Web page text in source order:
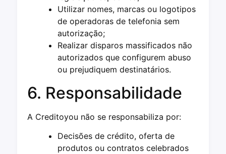
Utilizar nomes, marcas ou logotipos
de operadoras de telefonia sem
autorização;
Realizar disparos massificados não
autorizados que configurem abuso
ou prejudiquem destinatários.
6. Responsabilidade
A Creditoyou não se responsabiliza por:
Decisões de crédito, oferta de
produtos ou contratos celebrados